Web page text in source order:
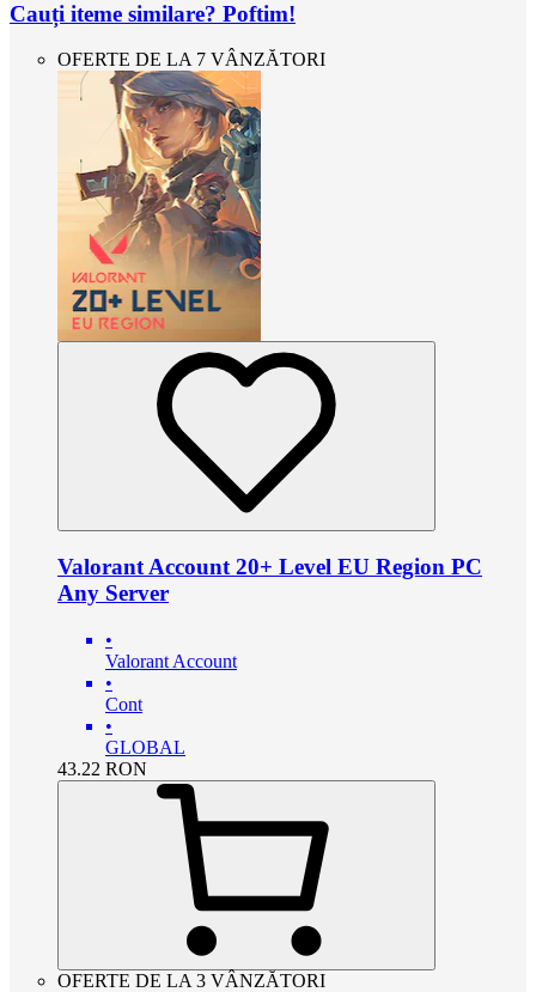
Cauți iteme similare? Poftim!
OFERTE DE LA 7 VÂNZĂTORI
Valorant Account 20+ Level EU Region PC
Any Server
•
Valorant Account
•
Cont
•
GLOBAL
43.22 RON
OFERTE DE LA 3 VÂNZĂTORI